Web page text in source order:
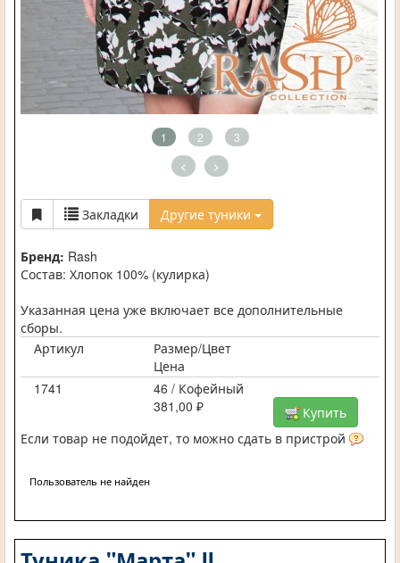
1 2 3
< >
Закладки Другие туники
Бренд: Rash
Состав: Хлопок 100% (кулирка)
Указанная цена уже включает все дополнительные
сборы.
Артикул
Размер/Цвет
Цена
1741
46 / Кофейный
381,00 ₽
Купить
Если товар не подойдет, то можно сдать в пристрой
Пользователь не найден